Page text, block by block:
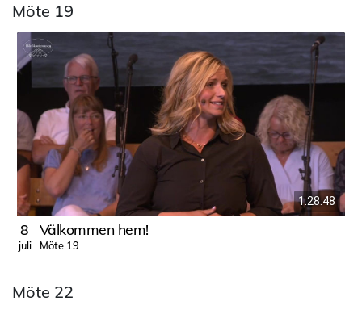
Möte 19
1:28:48
8
juli
Välkommen hem!
Möte 19
Möte 22